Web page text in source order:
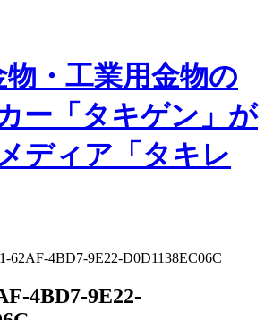
62AF-4BD7-9E22-D0D1138EC06C
4BD7-9E22-